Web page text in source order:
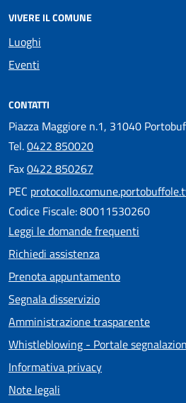
VIVERE IL COMUNE
Luoghi
Eventi
CONTATTI
Piazza Maggiore n.1, 31040
Tel.0422 850020
Fax0422 850267
PEC
Codice Fiscale: 80011530260
Leggi le domande frequenti
Richiedi assistenza
Prenota appuntamento
Segnala disservizio
Amministrazione trasparente
Whistleblowing - Portale
Informativa privacy
Note legali